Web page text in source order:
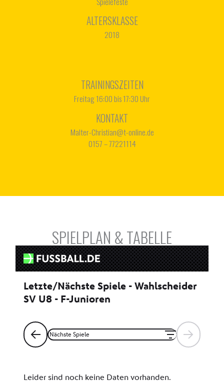
ALTERSKLASSE
2018
TRAININGSZEITEN
Freitag 16:00 bis 17:30 Uhr
KONTAKT
Malter-Christian@t-online.de
0157 – 77221114
SPIELPLAN & TABELLE